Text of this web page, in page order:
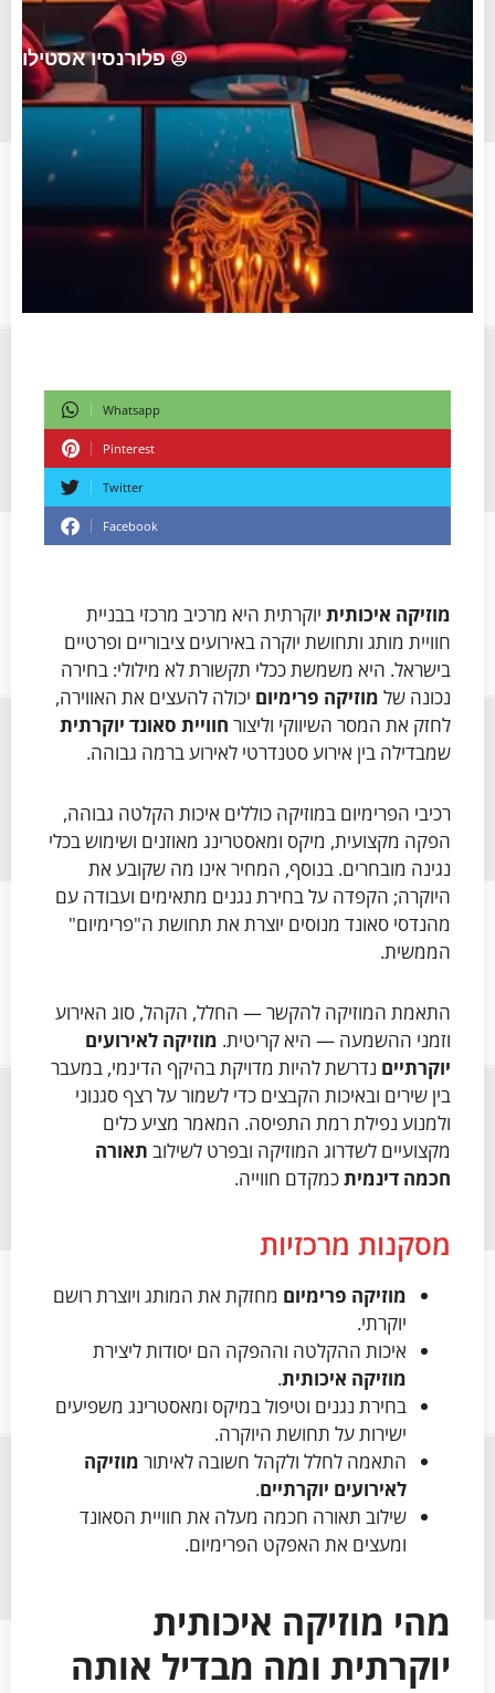
פלורנסיו אסטילו
Whatsapp
Pinterest
Twitter
Facebook
מוזיקה איכותית יוקרתית היא מרכיב מרכזי בבניית
חוויית מותג ותחושת יוקרה באירועים ציבוריים ופרטיים
בישראל. היא משמשת ככלי תקשורת לא מילולי: בחירה
נכונה של מוזיקה פרימיום יכולה להעצים את האווירה,
לחזק את המסר השיווקי וליצור חוויית סאונד יוקרתית
שמבדילה בין אירוע סטנדרטי לאירוע ברמה גבוהה.
רכיבי הפרימיום במוזיקה כוללים איכות הקלטה גבוהה,
הפקה מקצועית, מיקס ומאסטרינג מאוזנים ושימוש בכלי
נגינה מובחרים. בנוסף, המחיר אינו מה שקובע את
היוקרה; הקפדה על בחירת נגנים מתאימים ועבודה עם
מהנדסי סאונד מנוסים יוצרת את תחושת ה"פרימיום"
הממשית.
התאמת המוזיקה להקשר — החלל, הקהל, סוג האירוע
וזמני ההשמעה — היא קריטית. מוזיקה לאירועים
יוקרתיים נדרשת להיות מדויקת בהיקף הדינמי, במעבר
בין שירים ובאיכות הקבצים כדי לשמור על רצף סגנוני
ולמנוע נפילת רמת התפיסה. המאמר מציע כלים
מקצועיים לשדרוג המוזיקה ובפרט לשילוב תאורה
חכמה דינמיתכמקדם חווייה.
מסקנות מרכזיות
מוזיקה פרימיום מחזקת את המותג ויוצרת רושם
יוקרתי.
איכות ההקלטה וההפקה הם יסודות ליצירת
מוזיקה איכותית.
בחירת נגנים וטיפול במיקס ומאסטרינג משפיעים
ישירות על תחושת היוקרה.
התאמה לחלל ולקהל חשובה לאיתור מוזיקה
לאירועים יוקרתיים.
שילוב תאורה חכמה מעלה את חוויית הסאונד
ומעצים את האפקט הפרימיום.
מהי מוזיקה איכותית
יוקרתית ומה מבדיל אותה